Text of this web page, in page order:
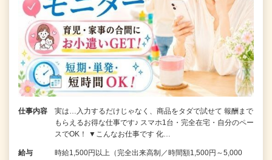
仕事内容
実は…入力するだけじゃなく、商品をタダで試せて 報酬まで
もらえるお得な仕事です♪ スマホ1台・完全在宅・自分のペー
スでOK！ ▼こんなお仕事です 化…
給与
時給1,500円以上（完全出来高制／時間額1,500円～5,000